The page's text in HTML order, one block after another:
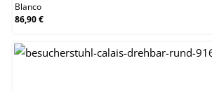
Blanco
86,90 €